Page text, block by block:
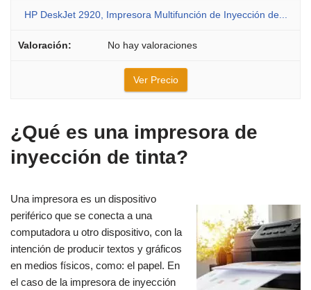
HP DeskJet 2920, Impresora Multifunción de Inyección de...
No hay valoraciones
Ver Precio
¿Qué es una impresora de
inyección de tinta?
Una impresora es un dispositivo
periférico que se conecta a una
computadora u otro dispositivo, con la
intención de producir textos y gráficos
en medios físicos, como: el papel. En
el caso de la impresora de inyección